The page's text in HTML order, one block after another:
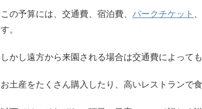
この予算には、交通費、宿泊費、 パークチケット
す。
しかし遠方から来園される場合は交通費によって
お土産をたくさん購入したり、高いレストランで